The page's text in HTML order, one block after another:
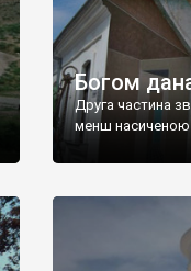
Богом
Друга частина
менш насиченою